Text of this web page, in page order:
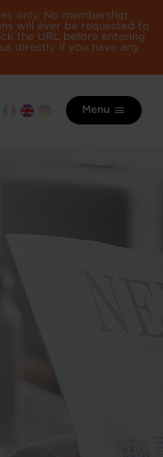
only. No membership
will ever be requested to
the URL before entering
directly if you have any
Menu